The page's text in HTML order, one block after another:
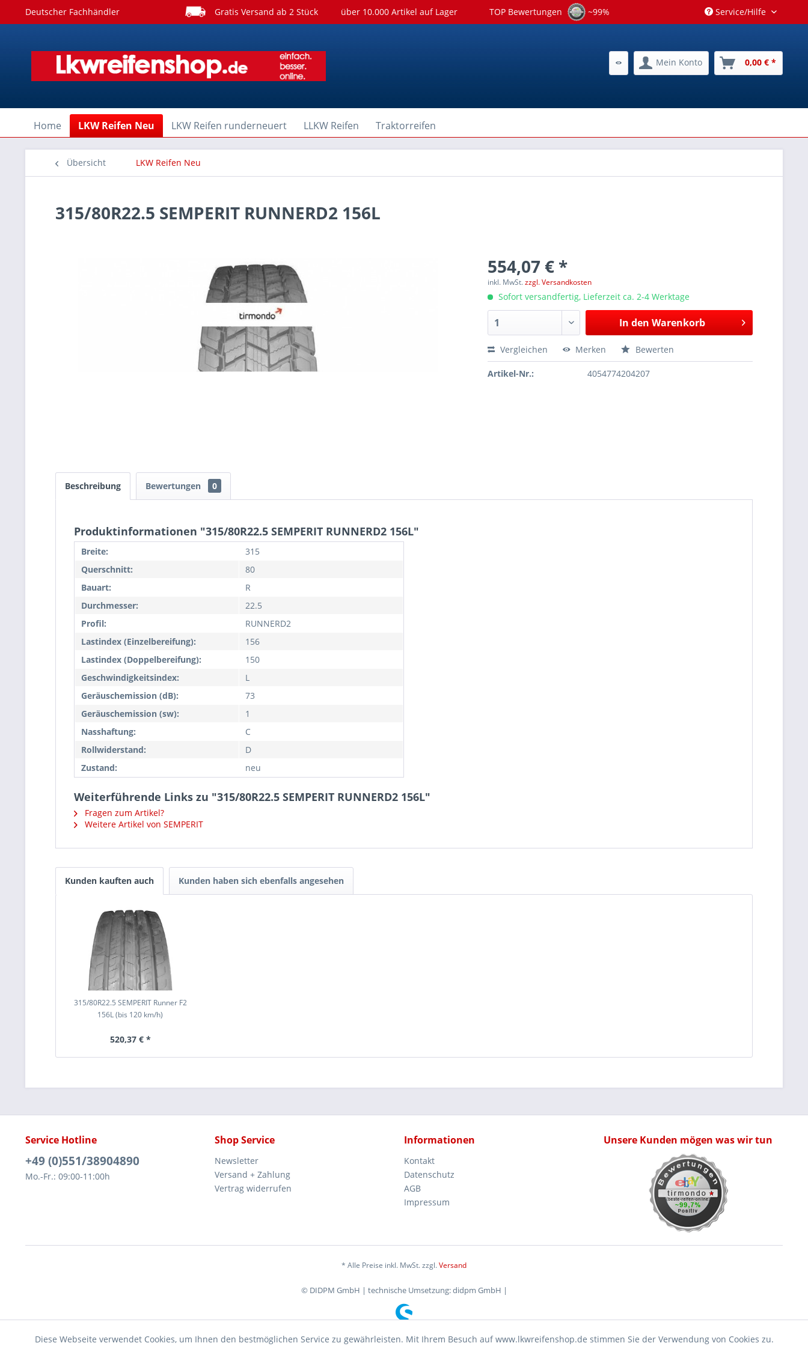
Deutscher Fachhändler Gratis Versand ab 2 Stück über 10.000 Artikel auf Lager TOP Bewertungen ~99% Service/Hilfe
Mein Konto 0,00 € *
Home LKW Reifen Neu LKW Reifen runderneuert LLKW Reifen Traktorreifen
Übersicht LKW Reifen Neu
315/80R22.5 SEMPERIT RUNNERD2 156L
554,07 € *
inkl. MwSt.zzgl. Versandkosten
Sofort versandfertig, Lieferzeit ca. 2-4 Werktage
In den Warenkorb
Vergleichen Merken Bewerten
Artikel-Nr.: 4054774204207
Beschreibung Bewertungen 0
Produktinformationen "315/80R22.5 SEMPERIT RUNNERD2 156L"
Breite:
315
Querschnitt:
80
Bauart:
R
Durchmesser:
22.5
Profil:
RUNNERD2
Lastindex (Einzelbereifung):
156
Lastindex (Doppelbereifung):
150
Geschwindigkeitsindex:
L
Geräuschemission (dB):
73
Geräuschemission (sw):
1
Nasshaftung:
C
Rollwiderstand:
D
Zustand:
neu
Weiterführende Links zu "315/80R22.5 SEMPERIT RUNNERD2 156L"
Fragen zum Artikel?
Weitere Artikel von SEMPERIT
Kunden kauften auch Kunden haben sich ebenfalls angesehen
315/80R22.5 SEMPERIT Runner F2
156L (bis 120 km/h)
520,37 € *
Service Hotline
+49 (0)551/38904890
Mo.-Fr.: 09:00-11:00h
Shop Service
Newsletter
Versand + Zahlung
Vertrag widerrufen
Informationen
Kontakt
Datenschutz
AGB
Impressum
Unsere Kunden mögen was wir tun
* Alle Preise inkl. MwSt. zzgl.Versand
© DIDPM GmbH | technische Umsetzung: didpm GmbH |
Diese Webseite verwendet Cookies, um Ihnen den bestmöglichen Service zu gewährleisten. Mit Ihrem Besuch auf www.lkwreifenshop.de stimmen Sie der Verwendung von Cookies zu.